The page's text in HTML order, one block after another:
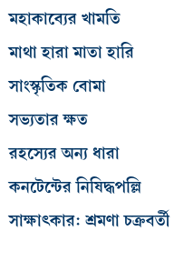
মহাকাব্যের খামতি
মাথা হারা মাতা হারি
সাংস্কৃতিক বোমা
সভ্যতার ক্ষত
রহস্যের অন্য ধারা
কনটেন্টের নিষিদ্ধপল্লি
সাক্ষাৎকার: শ্রমণা চক্রবর্তী